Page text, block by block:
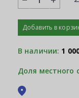
Добавить в
В наличии: 1
Доля местного